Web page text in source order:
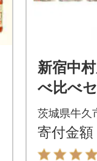
新宿中
べ比べ
茨城県牛久
寄付金額